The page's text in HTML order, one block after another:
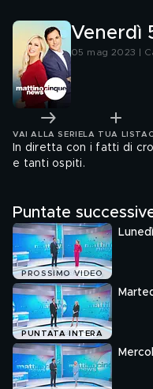
Venerdì
05 mag 2023 |
VAI ALLA SERIE LA TUA LISTA
In diretta con i fatti di
e tanti ospiti.
Puntate
PROSSIMO VIDEO
PUNTATA INTERA